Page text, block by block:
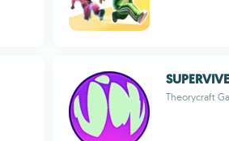
SUPERVIVE
Theorycraft